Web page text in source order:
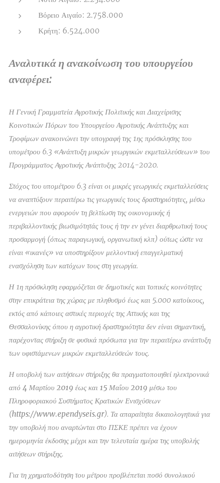
Βόρειο Αιγαίο: 2.758.000
Κρήτη: 6.524.000
Αναλυτικά η ανακοίνωση του υπουργείου
αναφέρει:
Η Γενική Γραμματεία Αγροτικής Πολιτικής και Διαχείρισης
Κοινοτικών Πόρων του Υπουργείου Αγροτικής Ανάπτυξης και
Τροφίμων ανακοινώνει την υπογραφή της 1ης πρόσκλησης του
υπομέτρου 6.3 «Ανάπτυξη μικρών γεωργικών εκμεταλλεύσεων» του
Προγράμματος Αγροτικής Ανάπτυξης 2014-2020.
Στόχος του υπομέτρου 6.3 είναι οι μικρές γεωργικές εκμεταλλεύσεις
να αναπτύξουν περαιτέρω τις γεωργικές τους δραστηριότητες, μέσω
ενεργειών που αφορούν τη βελτίωση της οικονομικής ή
περιβαλλοντικής βιωσιμότητάς τους ή την εν γένει διαρθρωτική τους
προσαρμογή (όπως παραγωγική, οργανωτική κλπ) ούτως ώστε να
είναι «ικανές» να υποστηρίξουν μελλοντική επαγγελματική
ενασχόληση των κατόχων τους στη γεωργία.
Η 1η πρόσκληση εφαρμόζεται σε δημοτικές και τοπικές κοινότητες
στην επικράτεια της χώρας με πληθυσμό έως και 5.000 κατοίκους,
εκτός από κάποιες αστικές περιοχές της Αττικής και της
Θεσσαλονίκης όπου η αγροτική δραστηριότητα δεν είναι σημαντική,
παρέχοντας στήριξη σε φυσικά πρόσωπα για την περαιτέρω ανάπτυξη
των υφιστάμενων μικρών εκμεταλλεύσεών τους.
Η υποβολή των αιτήσεων στήριξης θα πραγματοποιηθεί ηλεκτρονικά
από 4 Μαρτίου 2019 έως και 15 Μαΐου 2019 μέσω του
Πληροφοριακού Συστήματος Κρατικών Ενισχύσεων
(https://www.ependyseis.gr). Τα απαραίτητα δικαιολογητικά για
την υποβολή που αναρτώνται στο ΠΣΚΕ πρέπει να έχουν
ημερομηνία έκδοσης μέχρι και την τελευταία ημέρα της υποβολής
αιτήσεων στήριξης.
Για τη χρηματοδότηση του μέτρου προβλέπεται ποσό συνολικού